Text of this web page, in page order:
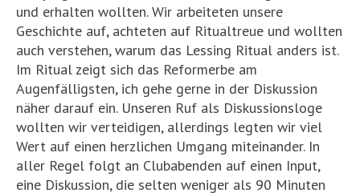
und erhalten wollten. Wir arbeiteten unsere
Geschichte auf, achteten auf Ritualtreue und wollten
auch verstehen, warum das Lessing Ritual anders ist.
Im Ritual zeigt sich das Reformerbe am
Augenfälligsten, ich gehe gerne in der Diskussion
näher darauf ein. Unseren Ruf als Diskussionsloge
wollten wir verteidigen, allerdings legten wir viel
Wert auf einen herzlichen Umgang miteinander. In
aller Regel folgt an Clubabenden auf einen Input,
eine Diskussion, die selten weniger als 90 Minuten